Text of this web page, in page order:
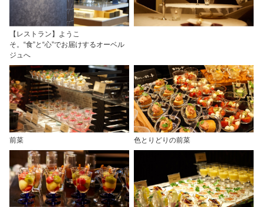
【レストラン】ようこ
そ。“食”と“心”でお届けするオーベル
ジュへ
前菜 色とりどりの前菜